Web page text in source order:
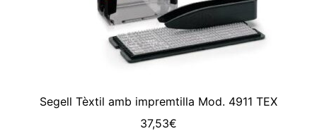
Segell Tèxtil amb impremtilla Mod. 4911 TEX
37,53€